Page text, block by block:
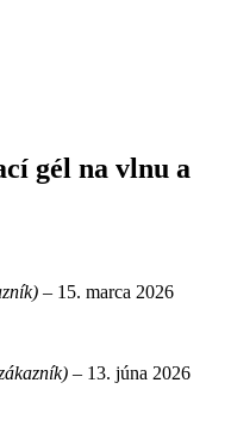
gél na vlnu a
– 15. marca 2026
– 13. júna 2026